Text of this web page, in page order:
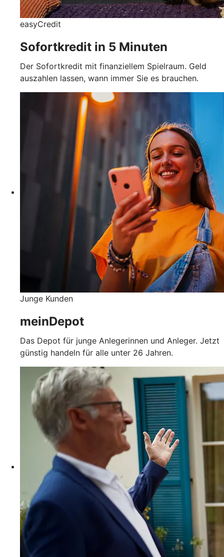
easyCredit
Sofortkredit in 5 Minuten
Der Sofortkredit mit finanziellem Spielraum. Geld
auszahlen lassen, wann immer Sie es brauchen.
Junge Kunden
meinDepot
Das Depot für junge Anlegerinnen und Anleger. Jetzt
günstig handeln für alle unter 26 Jahren.